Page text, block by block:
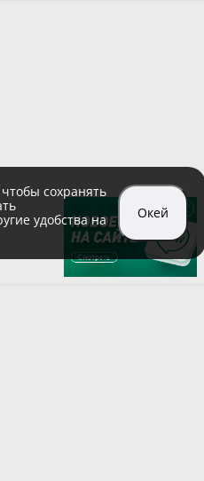
чтобы сохранять
удобства на
Окей